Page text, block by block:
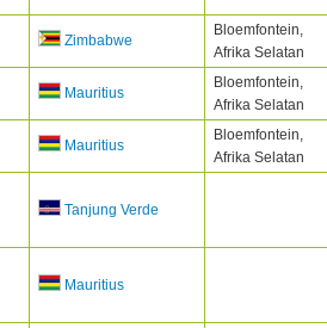
Zimbabwe
Bloemfontein,
Afrika Selatan
Mauritius
Bloemfontein,
Afrika Selatan
Mauritius
Bloemfontein,
Afrika Selatan
Tanjung Verde
Mauritius